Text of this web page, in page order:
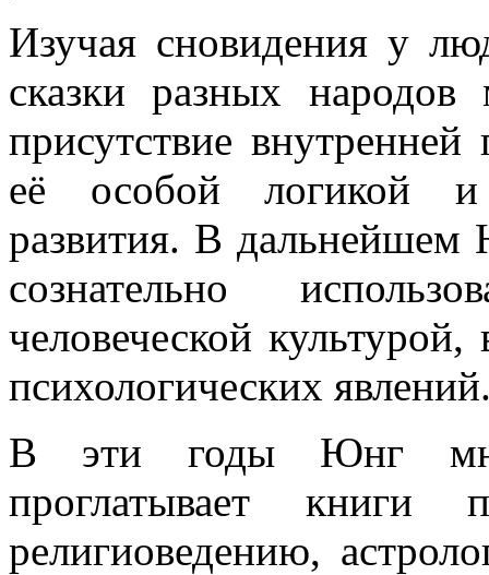
Изучая сновидения у
сказки разных
присутствие
её особой логикой и
развития. В
сознательно
человеческой
психологических
В эти годы Юнг
проглатывает книги
религиоведению,